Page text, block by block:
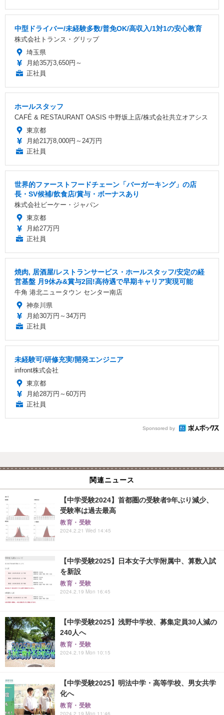
中型ドライバー/未経験多数/普免OK/高収入/1対1の安心教育
株式会社トランス・グリップ
埼玉県
月給35万3,650円～
正社員
ホールスタッフ
CAFÉ & RESTAURANT OASIS 中野坂上店/株式会社共立オアシス
東京都
月給21万8,000円～24万円
正社員
世界的ファーストフードチェーン「バーガーキング」の店
長・SV候補/飲食店/賞与・ボーナスあり
株式会社ビーケー・ジャパン
東京都
月給27万円
正社員
焼肉, 居酒屋/レストランサービス・ホールスタッフ/安定の経
営基盤 月9休み&賞与2回!高待遇で早期キャリア実現可能
牛角 港北ニュータウン センター南店
神奈川県
月給30万円～34万円
正社員
未経験可/研修充実/開発エンジニア
infront株式会社
東京都
月給28万円～60万円
正社員
Sponsored by
関連ニュース
【中学受験2024】首都圏の受験者9年ぶり減少、
受験率は過去最高
教育・受験
2024.2.21 Wed 14:45
【中学受験2025】日本女子大学附属中、算数入試
を新設
教育・受験
2024.2.19 Mon 16:45
【中学受験2025】浅野中学校、募集定員30人減の
240人へ
教育・受験
2024.2.19 Mon 10:15
【中学受験2025】明法中学・高等学校、男女共学
化へ
教育・受験